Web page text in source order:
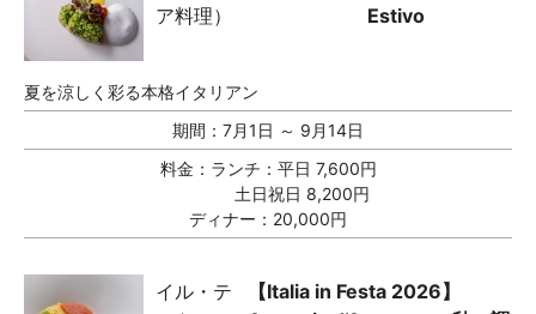
ア料理）
Estivo
夏を涼しく彩る本格イタリアン
期間： 7月1日 ～ 9月14日
料金： ランチ：平日 7,600円
土日祝日 8,200円
ディナー：20,000円
イル・テ
【Italia in Festa 2026】